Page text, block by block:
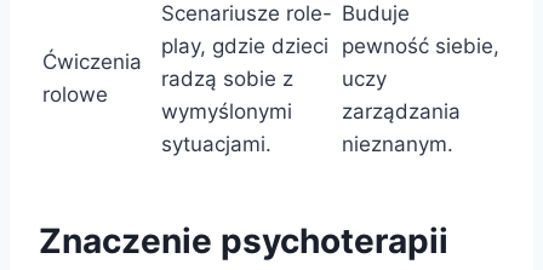
Ćwiczenia
rolowe
Scenariusze role-
play, gdzie dzieci
radzą sobie z
wymyślonymi
sytuacjami.
Buduje
pewność siebie,
uczy
zarządzania
nieznanym.
Znaczenie psychoterapii